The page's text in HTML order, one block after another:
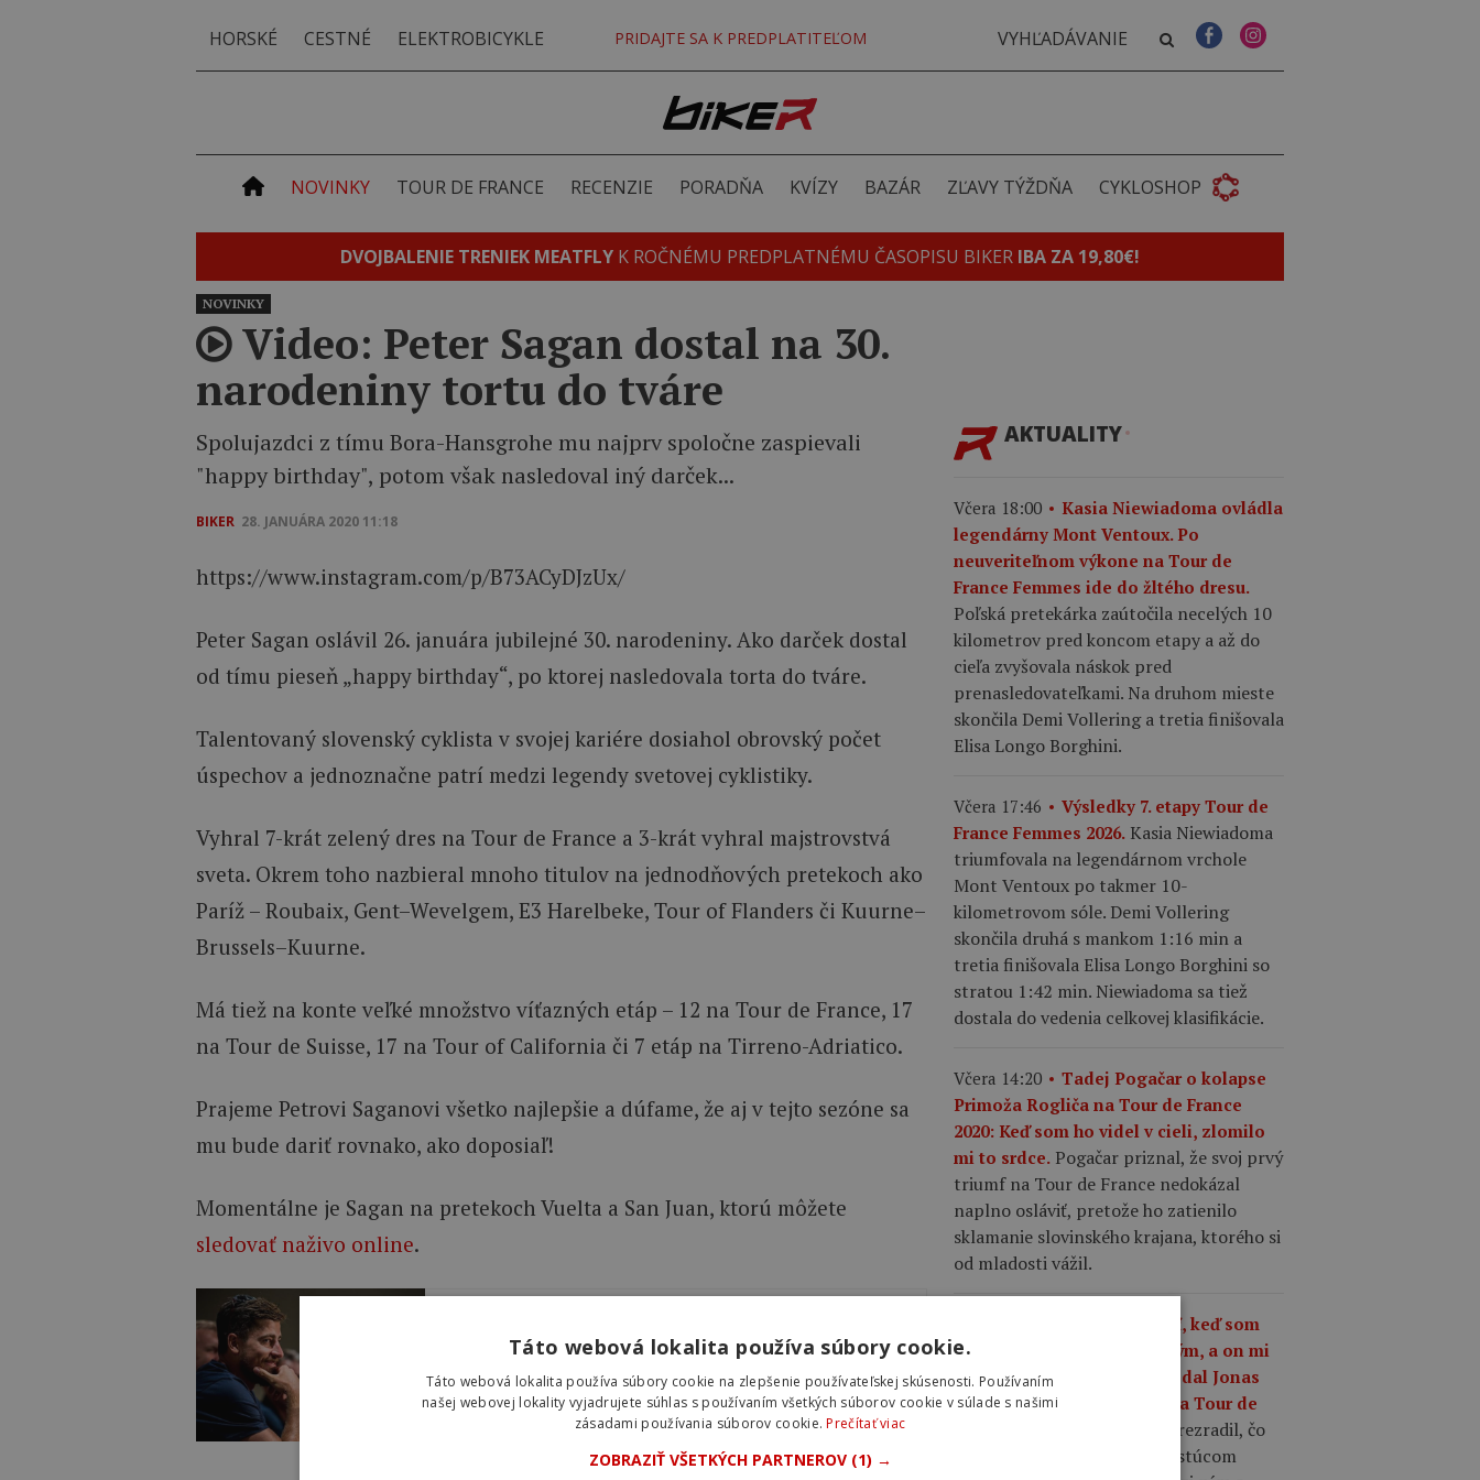
HORSKÉ CESTNÉ ELEKTROBICYKLE PRIDAJTE SA K PREDPLATITEĽOM
NOVINKY TOUR DE FRANCE RECENZIE PORADŇA KVÍZY BAZÁR ZĽAVY TÝŽDŇA CYKLOSHOP
DVOJBALENIE TRENIEK MEATFLY K ROČNÉMU PREDPLATNÉMU ČASOPISU BIKER IBA ZA 19,80€!
NOVINKY
Video: Peter Sagan dostal na 30.
narodeniny tortu do tváre
Spolujazdci z tímu Bora-Hansgrohe mu najprv spoločne zaspievali
"happy birthday", potom však nasledoval iný darček...
BIKER 28. JANUÁRA 2020 11:18
https://www.instagram.com/p/B73ACyDJzUx/
Peter Sagan oslávil 26. januára jubilejné 30. narodeniny. Ako darček dostal
od tímu pieseň „happy birthday“, po ktorej nasledovala torta do tváre.
Talentovaný slovenský cyklista v svojej kariére dosiahol obrovský počet
úspechov a jednoznačne patrí medzi legendy svetovej cyklistiky.
Vyhral 7-krát zelený dres na Tour de France a 3-krát vyhral majstrovstvá
sveta. Okrem toho nazbieral mnoho titulov na jednodňových pretekoch ako
Paríž – Roubaix, Gent–Wevelgem, E3 Harelbeke, Tour of Flanders či Kuurne–
Brussels–Kuurne.
Má tiež na konte veľké množstvo víťazných etáp – 12 na Tour de France, 17
na Tour de Suisse, 17 na Tour of California či 7 etáp na Tirreno-Adriatico.
Prajeme Petrovi Saganovi všetko najlepšie a dúfame, že aj v tejto sezóne sa
mu bude dariť rovnako, ako doposiaľ!
Momentálne je Sagan na pretekoch Vuelta a San Juan, ktorú môžete
sledovať naživo online.
20 vtipných aj inšpiratívnych
výrokov Petra Sagana
AKTUALITY
Včera 18:00
Kasia Niewiadoma ovládla
legendárny Mont Ventoux. Po
neuveriteľnom výkone na Tour de
France Femmes ide do žltého dresu.
Poľská pretekárka zaútočila necelých 10
kilometrov pred koncom etapy a až do
cieľa zvyšovala náskok pred
prenasledovateľkami. Na druhom mieste
skončila Demi Vollering a tretia finišovala
Elisa Longo Borghini.
Včera 17:46
Výsledky 7. etapy Tour de
France Femmes 2026. Kasia Niewiadoma
triumfovala na legendárnom vrchole
Mont Ventoux po takmer 10-
kilometrovom sóle. Demi Vollering
skončila druhá s mankom 1:16 min a
tretia finišovala Elisa Longo Borghini so
stratou 1:42 min. Niewiadoma sa tiež
dostala do vedenia celkovej klasifikácie.
Včera 14:20
Tadej Pogačar o kolapse
Primoža Rogliča na Tour de France
2020: Keď som ho videl v cieli, zlomilo
mi to srdce. Pogačar priznal, že svoj prvý
triumf na Tour de France nedokázal
naplno osláviť, pretože ho zatienilo
sklamanie slovinského krajana, ktorého si
od mladosti vážil.
„Čo mám robiť, keď som
lepší ako kedykoľvek predtým, a on mi
napriek tomu odíde?,“ povedal Jonas
Vingegaard o Pogačarovi na Tour de
Mattias Skjelmose prezradil, čo
mu povedal Vingegaard o rastúcom
Táto webová lokalita používa súbory cookie.
Táto webová lokalita používa súbory cookie na zlepšenie používateľskej skúsenosti. Používaním
našej webovej lokality vyjadrujete súhlas s používaním všetkých súborov cookie v súlade s našimi
zásadami používania súborov cookie.Prečítať viac
ZOBRAZIŤ VŠETKÝCH PARTNEROV (1) →